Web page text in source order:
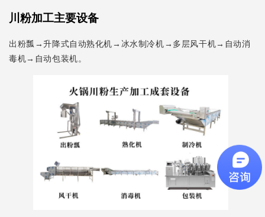
川粉加工主要设备
出粉瓢→升降式自动熟化机→冰水制冷机→多层风干机→自动消
毒机→自动包装机。